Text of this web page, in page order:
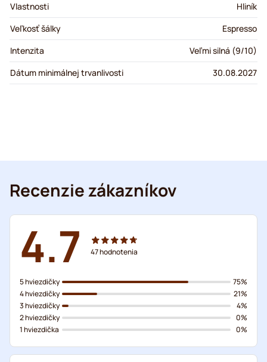
Vlastnosti
Hliník
Veľkosť šálky
Espresso
Intenzita
Veľmi silná (9/10)
Dátum minimálnej trvanlivosti
30.08.2027
Recenzie zákazníkov
4.7 47hodnotenia
5 hviezdičky
4 hviezdičky
3 hviezdičky
2 hviezdičky
1 hviezdička
75%
21%
4%
0%
0%